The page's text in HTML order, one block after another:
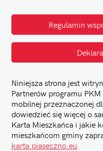
Regulamin
Niniejsza strona jest
Partnerów programu
mobilnej przeznaczonej
dowiedzieć się więcej o
Karta Mieszkańca i jakie
mieszkańcom gminy
karta.piaseczno.eu